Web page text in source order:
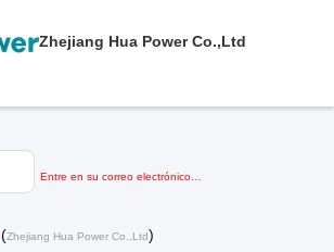
Zhejiang Hua Power Co.,Ltd
Entre en su correo electrónico…
(Zhejiang Hua Power Co.,Ltd)